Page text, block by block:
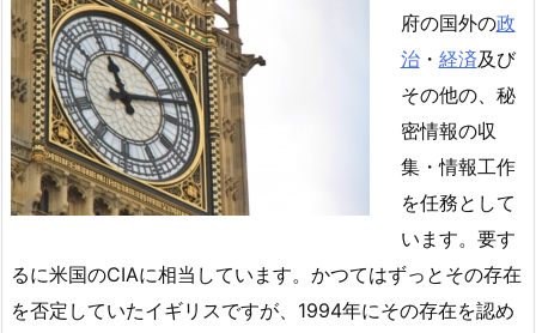
府の国外の政
治・ 経済及び
その他の、 秘
密情報の収
集・情報工作
を任務として
います。要す
るに米国のCIAに相当しています。かつてはずっとその存在
を否定していたイギリスですが、1994年にその存在を認め